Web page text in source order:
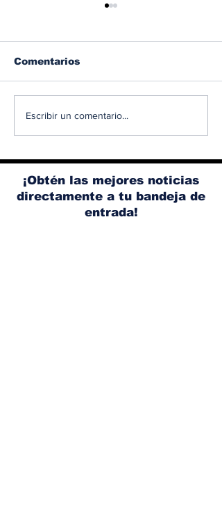
Diésel supera los 5
aumento de los
combustibles
Comentarios
Escribir un comentario...
¡Obtén las mejores noticias
directamente a tu bandeja de
entrada!